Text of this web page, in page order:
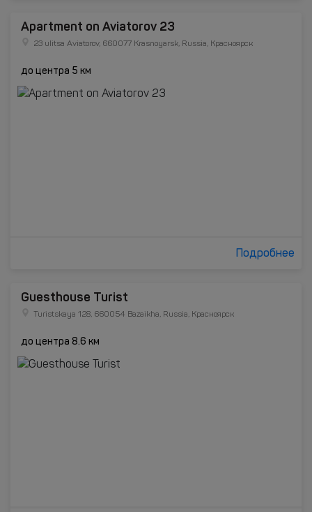
Apartment on Aviatorov 23
23 ulitsa Aviatorov, 660077 Krasnoyarsk, Russia, Красноярск
до центра 5 км
Подробнее
Guesthouse Turist
Turistskaya 128, 660054 Bazaikha, Russia, Красноярск
до центра 8.6 км